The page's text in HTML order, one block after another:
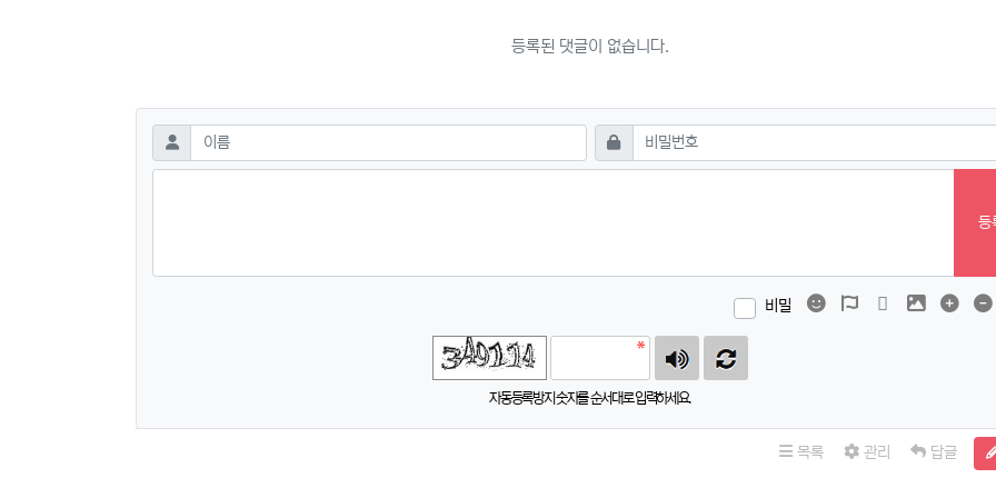
등록된 댓글이 없습니다.
댓글쓰기
이름 필수 비밀번호필수
등
비밀 이모티콘폰트어썸동영상 이미지 댓글
자동등록방지 숫자를 순서대로 입력하세요.
목록 관리 답글